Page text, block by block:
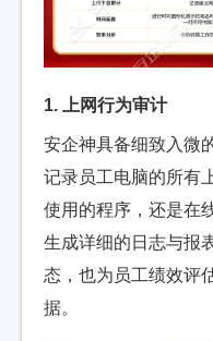
1. 上网行为审计
安企神具备细致入微
记录员工电脑的所有
使用的程序，还是在
生成详细的日志与报
态，也为员工绩效评
据。